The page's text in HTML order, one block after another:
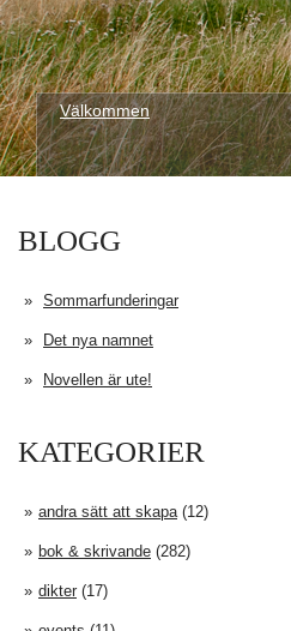
Välkommen
BLOGG
Sommarfunderingar
Det nya namnet
Novellen är ute!
KATEGORIER
andra sätt att skapa(12)
bok & skrivande (282)
dikter (17)